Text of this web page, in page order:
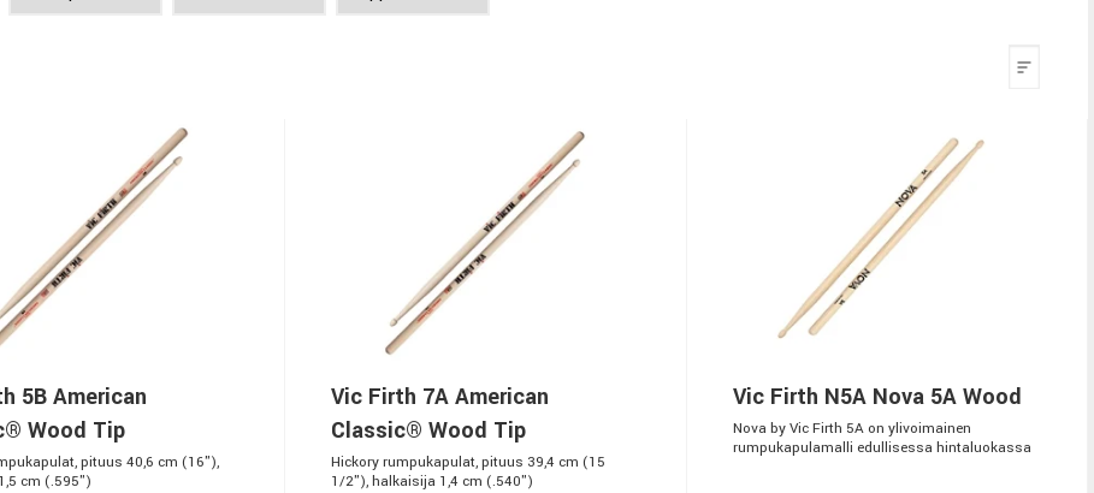
5B American
Wood Tip
pituus 40,6 cm (16"),
cm (.595")
Vic Firth 7A American
Classic® Wood Tip
Hickory rumpukapulat, pituus 39,4 cm (15
1/2"), halkaisija 1,4 cm (.540")
Vic Firth N5A Nova 5A Wood
Nova by Vic Firth 5A on ylivoimainen
rumpukapulamalli edullisessa hintaluokassa